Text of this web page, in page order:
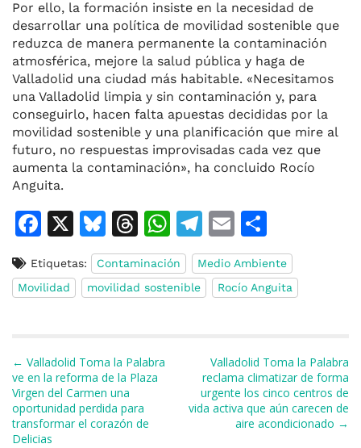
Por ello, la formación insiste en la necesidad de
desarrollar una política de movilidad sostenible que
reduzca de manera permanente la contaminación
atmosférica, mejore la salud pública y haga de
Valladolid una ciudad más habitable. «Necesitamos
una Valladolid limpia y sin contaminación y, para
conseguirlo, hacen falta apuestas decididas por la
movilidad sostenible y una planificación que mire al
futuro, no respuestas improvisadas cada vez que
aumenta la contaminación», ha concluido Rocío
Anguita.
F
c
e
o
o
k
X
Bl
u
e
s
y
T
h
re
a
s
W
h
at
s
T
el
e
gr
m
E
m
ai
l
o
m
p
ti
r
Etiquetas: Contaminación
Medio Ambiente
Movilidad
movilidad sostenible Rocío Anguita
Navegación de entradas
← Valladolid Toma la Palabra
ve en la reforma de la Plaza
Virgen del Carmen una
oportunidad perdida para
transformar el corazón de
Delicias
Valladolid Toma la Palabra
reclama climatizar de forma
urgente los cinco centros de
vida activa que aún carecen de
aire acondicionado →